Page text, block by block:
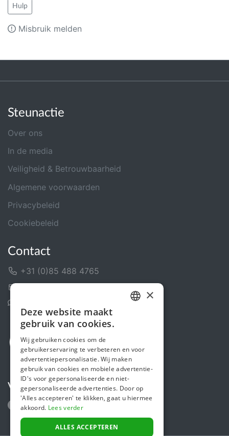
Hulp
Misbruik melden
Steunactie
Over ons
In de media
Veiligheid & Betrouwbaarheid
Algemene voorwaarden
Privacybeleid
Cookiebeleid
Contact
+31 (0)85 488 4765
Volg ons
ENGLISH
×
Deze website maakt
gebruik van cookies.
Wij gebruiken cookies om de
gebruikerservaring te verbeteren en voor
advertentiepersonalisatie. Wij maken
gebruik van cookies en mobiele advertentie-
ID's voor gepersonaliseerde en niet-
gepersonaliseerde advertenties. Door op
'Alles accepteren' te klikken, gaat u hiermee
akkoord. Lees verder
ALLES ACCEPTEREN